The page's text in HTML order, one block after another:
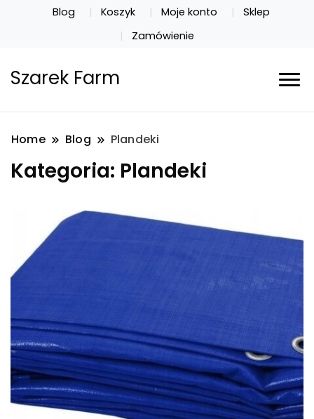
Blog Koszyk Moje konto
Sklep
Zamówienie
Szarek Farm
Home Blog Plandeki
Kategoria: Plandeki